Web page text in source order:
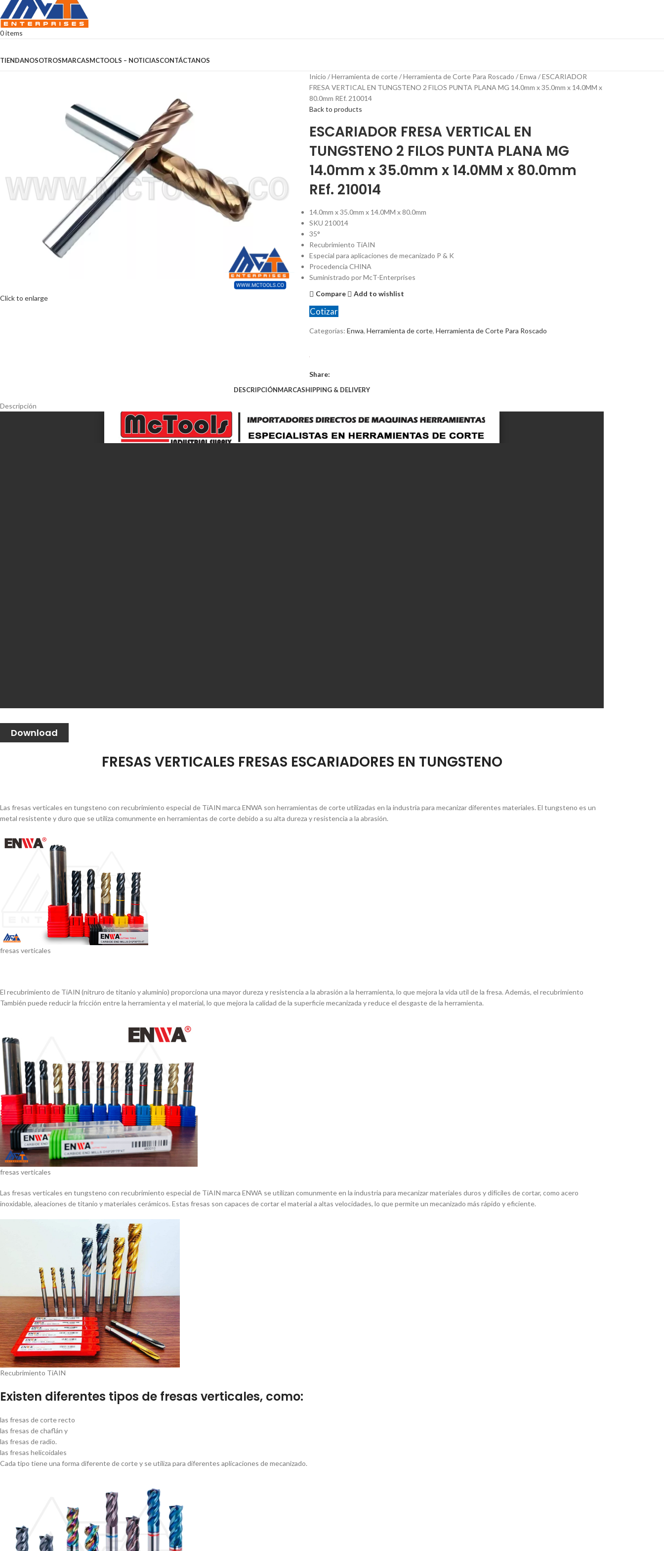
0items
TIENDANOSOTROSMARCASMCTOOLS – NOTICIASCONTÁCTANOS
Click to enlarge
Inicio Herramienta de corte Herramienta de Corte Para Roscado Enwa
ESCARIADOR
FRESA VERTICAL EN TUNGSTENO 2 FILOS PUNTA PLANA MG 14.0mm x 35.0mm x 14.0MM x
80.0mm REf. 210014
Back to products
ESCARIADOR FRESA VERTICAL EN
TUNGSTENO 2 FILOS PUNTA PLANA MG
14.0mm x 35.0mm x 14.0MM x 80.0mm
REf. 210014
14.0mm x 35.0mm x 14.0MM x 80.0mm
SKU 210014
35°
Recubrimiento TiAIN
Especial para aplicaciones de mecanizado P & K
Procedencia CHINA
Suministrado por McT-Enterprises
Compare
Add to wishlist
Cotizar
Categorías: Enwa, Herramienta de corte, Herramienta de Corte Para Roscado
Share:
DESCRIPCIÓNMARCASHIPPING & DELIVERY
Descripción
Download
FRESAS VERTICALES FRESAS ESCARIADORES EN TUNGSTENO
Las fresas verticales en tungsteno con recubrimiento especial de TiAIN marca ENWA son herramientas de corte utilizadas en la industria para mecanizar diferentes materiales. El tungsteno es un
metal resistente y duro que se utiliza comunmente en herramientas de corte debido a su alta dureza y resistencia a la abrasión.
fresas verticales
El recubrimiento de TiAIN (nitruro de titanio y aluminio) proporciona una mayor dureza y resistencia a la abrasión a la herramienta, lo que mejora la vida util de la fresa. Además, el recubrimiento
También puede reducir la fricción entre la herramienta y el material, lo que mejora la calidad de la superficie mecanizada y reduce el desgaste de la herramienta.
fresas verticales
Las fresas verticales en tungsteno con recubrimiento especial de TiAIN marca ENWA se utilizan comunmente en la industria para mecanizar materiales duros y difí­ciles de cortar, como acero
inoxidable, aleaciones de titanio y materiales cerámicos. Estas fresas son capaces de cortar el material a altas velocidades, lo que permite un mecanizado más rápido y eficiente.
Recubrimiento TiAIN
Existen diferentes tipos de fresas verticales, como:
las fresas de corte recto
las fresas de chaflán y
las fresas de radio.
las fresas helicoidales
Cada tipo tiene una forma diferente de corte y se utiliza para diferentes aplicaciones de mecanizado.